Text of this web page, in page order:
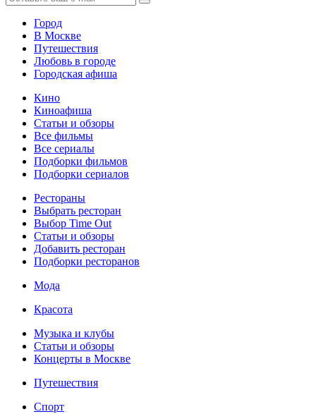
Город
В Москве
Путешествия
Любовь в городе
Городская афиша
Кино
Киноафиша
Статьи и обзоры
Все фильмы
Все сериалы
Подборки фильмов
Подборки сериалов
Рестораны
Выбрать ресторан
Выбор Time Out
Статьи и обзоры
Добавить ресторан
Подборки ресторанов
Мода
Красота
Музыка и клубы
Статьи и обзоры
Концерты в Москве
Путешествия
Спорт